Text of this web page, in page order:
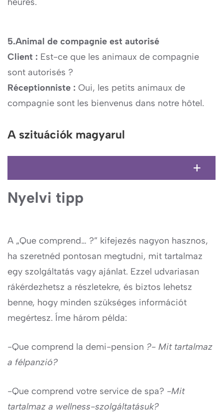
heures.
5.Animal de compagnie est autorisé
Client : Est-ce que les animaux de compagnie
sont autorisés ?
Réceptionniste : Oui, les petits animaux de
compagnie sont les bienvenus dans notre hôtel.
A szituációk magyarul
Nyelvi tipp
A „Que comprend… ?” kifejezés nagyon hasznos,
ha szeretnéd pontosan megtudni, mit tartalmaz
egy szolgáltatás vagy ajánlat. Ezzel udvariasan
rákérdezhetsz a részletekre, és biztos lehetsz
benne, hogy minden szükséges információt
megértesz. Íme három példa:
-Que comprend la demi-pension ?- Mit tartalmaz
a félpanzió?
-Que comprend votre service de spa? -Mit
tartalmaz a wellness-szolgáltatásuk?